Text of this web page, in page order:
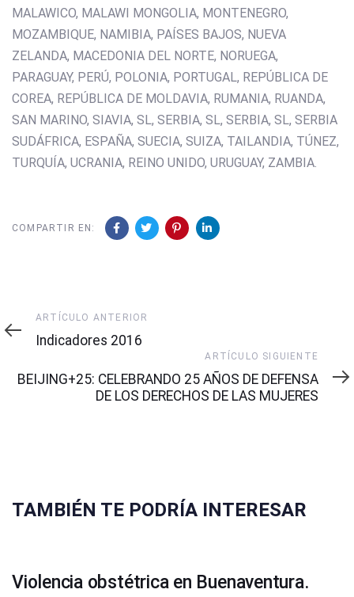
MALAWICO, MALAWI MONGOLIA, MONTENEGRO,
MOZAMBIQUE, NAMIBIA, PAÍSES BAJOS, NUEVA
ZELANDA, MACEDONIA DEL NORTE, NORUEGA,
PARAGUAY, PERÚ, POLONIA, PORTUGAL, REPÚBLICA DE
COREA, REPÚBLICA DE MOLDAVIA, RUMANIA, RUANDA,
SAN MARINO, SIAVIA, SL, SERBIA, SL, SERBIA, SL, SERBIA
SUDÁFRICA, ESPAÑA, SUECIA, SUIZA, TAILANDIA, TÚNEZ,
TURQUÍA, UCRANIA, REINO UNIDO, URUGUAY, ZAMBIA.
COMPARTIR EN:
Artículo
Anterior
ARTÍCULO ANTERIOR
Indicadores 2016
Siguiente
ARTÍCULO SIGUIENTE
BEIJING+25: CELEBRANDO 25 AÑOS DE DEFENSA
DE LOS DERECHOS DE LAS MUJERES
TAMBIÉN TE PODRÍA INTERESAR
Violencia obstétrica en Buenaventura.